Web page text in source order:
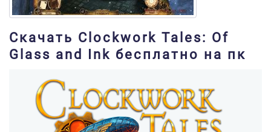
Скачать Clockwork Tales: Of
Glass and Ink бесплатно на пк